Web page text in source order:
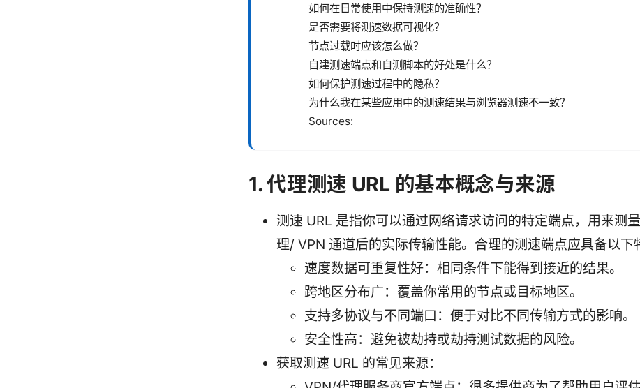
如何在日常使用中保持测速的准确性？
是否需要将测速数据可视化？
节点过载时应该怎么做？
自建测速端点和自测脚本的好处是什么？
如何保护测速过程中的隐私？
为什么我在某些应用中的测速结果与浏览器测速不一致？
Sources:
1. 代理测速 URL 的基本概念与来源
测速 URL 是指你可以通过网络请求访问的特定端点，用来测
理/ VPN 通道后的实际传输性能。合理的测速端点应具备以下
速度数据可重复性好：相同条件下能得到接近的结果。
跨地区分布广：覆盖你常用的节点或目标地区。
支持多协议与不同端口：便于对比不同传输方式的影响。
安全性高：避免被劫持或劫持测试数据的风险。
获取测速 URL 的常见来源：